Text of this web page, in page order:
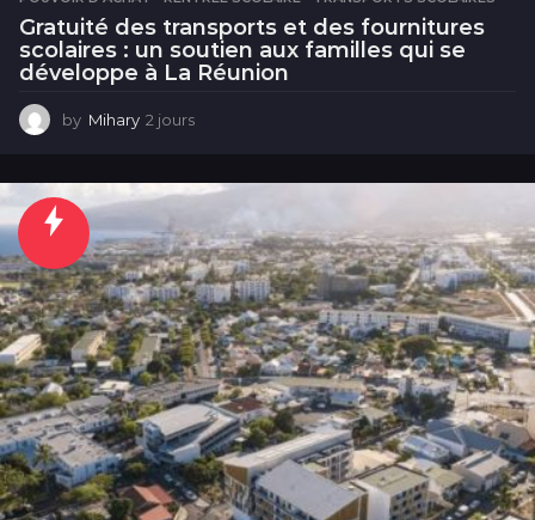
Gratuité des transports et des fournitures
scolaires : un soutien aux familles qui se
développe à La Réunion
by Mihary 2 jours
u
s